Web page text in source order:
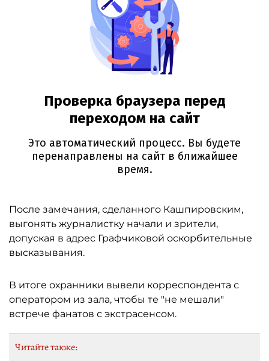
После замечания, сделанного Кашпировским,
выгонять журналистку начали и зрители,
допуская в адрес Графчиковой оскорбительные
высказывания.
В итоге охранники вывели корреспондента с
оператором из зала, чтобы те "не мешали"
встрече фанатов с экстрасенсом.
Читайте также: